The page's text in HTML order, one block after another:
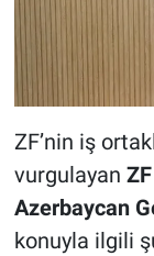
ZF’nin iş
vurgulayan
Azerbaycan
konuyla ilgili